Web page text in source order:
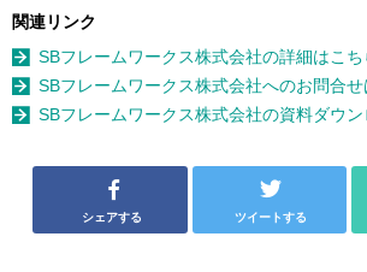
関連リンク
SBフレームワークス株式会社の詳細はこち
SBフレームワークス株式会社へのお問合せ
SBフレームワークス株式会社の資料ダウ
シェアする ツイートする